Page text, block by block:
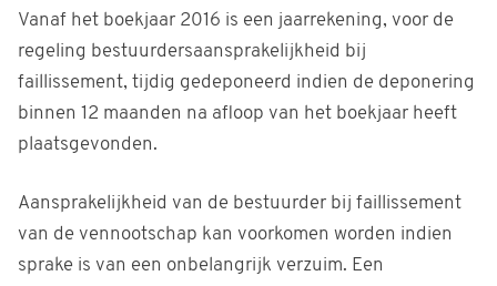
Vanaf het boekjaar 2016 is een jaarrekening, voor de
regeling bestuurdersaansprakelijkheid bij
faillissement, tijdig gedeponeerd indien de deponering
binnen 12 maanden na afloop van het boekjaar heeft
plaatsgevonden.
Aansprakelijkheid van de bestuurder bij faillissement
van de vennootschap kan voorkomen worden indien
sprake is van een onbelangrijk verzuim. Een